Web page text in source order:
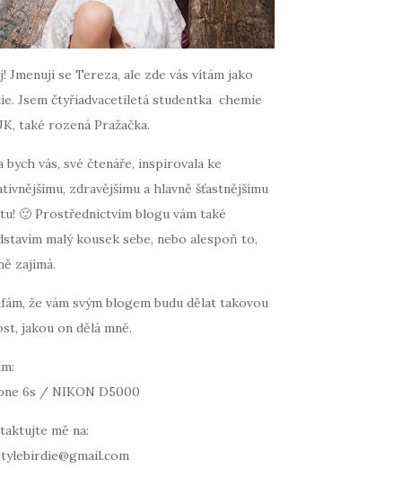
Jmenuji se Tereza, ale zde vás vítám jako
Jsem čtyřiadvacetiletá studentka chemie
také rozená Pražačka.
bych vás, své čtenáře, inspirovala ke
zdravějšímu a hlavně šťastnějšímu
🙂 Prostřednictvím blogu vám také
malý kousek sebe, nebo alespoň to,
zajímá.
že vám svým blogem budu dělat takovou
jakou on dělá mně.
6s / NIKON D5000
mě na: